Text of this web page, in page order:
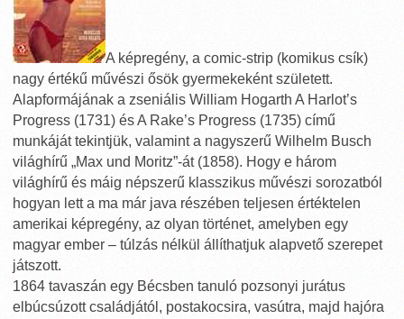
A képregény, a comic-strip (komikus csík)
nagy értékű művészi ősök gyermekeként született.
Alapformájának a zseniális William Hogarth A Harlot’s
Progress (1731) és A Rake’s Progress (1735) című
munkáját tekintjük, valamint a nagyszerű Wilhelm Busch
világhírű „Max und Moritz”-át (1858). Hogy e három
világhírű és máig népszerű klasszikus művészi sorozatból
hogyan lett a ma már java részében teljesen értéktelen
amerikai képregény, az olyan történet, amelyben egy
magyar ember – túlzás nélkül állíthatjuk alapvető szerepet
játszott.
1864 tavaszán egy Bécsben tanuló pozsonyi jurátus
elbúcsúzott családjától, postakocsira, vasútra, majd hajóra